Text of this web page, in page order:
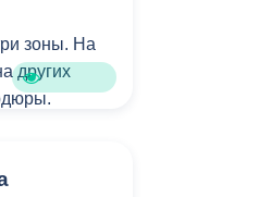
98,
зоны. На
других